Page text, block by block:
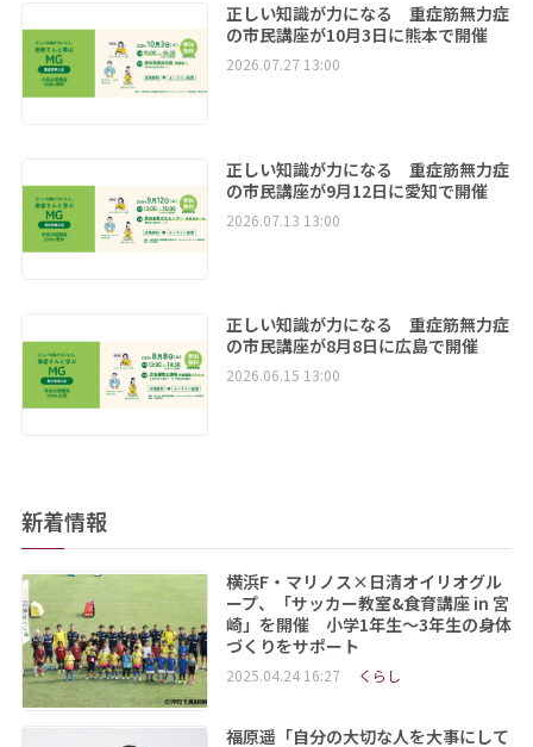
正しい知識が力になる 重症筋無力症
の市民講座が10月3日に熊本で開催
2026.07.27 13:00
正しい知識が力になる 重症筋無力症
の市民講座が9月12日に愛知で開催
2026.07.13 13:00
正しい知識が力になる 重症筋無力症
の市民講座が8月8日に広島で開催
2026.06.15 13:00
新着情報
横浜F・マリノス×日清オイリオグル
ープ、「サッカー教室&食育講座 in 宮
崎」を開催 小学1年生～3年生の身体
づくりをサポート
2025.04.24 16:27 くらし
福原遥「自分の大切な人を大事にして